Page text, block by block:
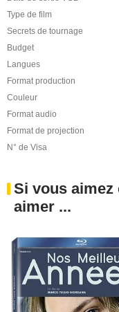
Type de film
Secrets de tournage
Budget
Langues
Format production
Couleur
Format audio
Format de projection
N° de Visa
Si vous
aimer ...